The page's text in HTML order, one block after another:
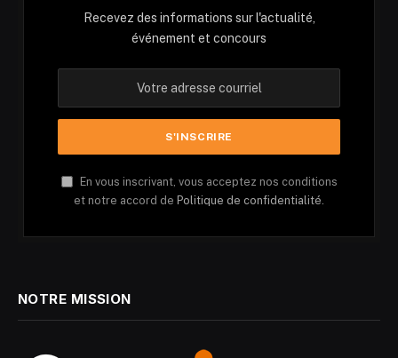
Recevez des informations sur l'actualité,
événement et concours
En vous inscrivant, vous acceptez nos conditions
et notre accord de Politique de confidentialité.
NOTRE MISSION